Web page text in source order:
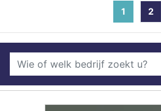
1 (current)
2